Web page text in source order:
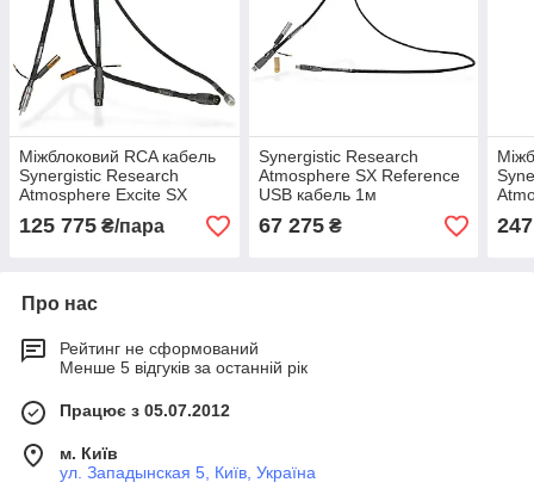
Міжблоковий RCA кабель
Synergistic Research
Atmosphere Excite SX
125 775 ₴/пара
Synergistic Research
Atmosphere SX Reference
USB кабель 1м
67 275₴
Про нас
Рейтинг не сформований
Менше 5 відгуків за останній рік
Працює з 05.07.2012
м. Київ
ул. Западынская 5, Київ, Україна